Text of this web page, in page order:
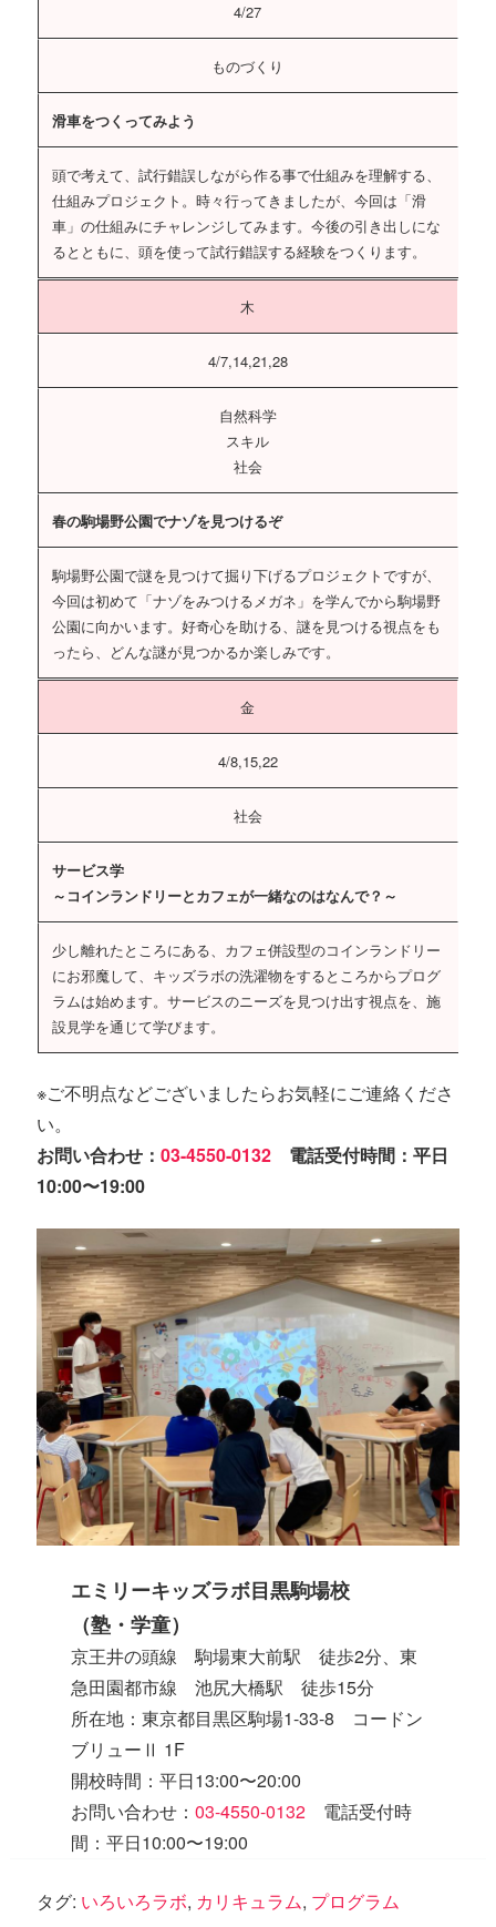
4/27
ものづくり
滑車をつくってみよう
頭で考えて、試行錯誤しながら作る事で仕組みを理解する、
仕組みプロジェクト。時々行ってきましたが、今回は「滑
車」の仕組みにチャレンジしてみます。今後の引き出しにな
るとともに、頭を使って試行錯誤する経験をつくります。
木
4/7,14,21,28
自然科学
スキル
社会
春の駒場野公園でナゾを見つけるぞ
駒場野公園で謎を見つけて掘り下げるプロジェクトですが、
今回は初めて「ナゾをみつけるメガネ」を学んでから駒場野
公園に向かいます。好奇心を助ける、謎を見つける視点をも
ったら、どんな謎が見つかるか楽しみです。
金
4/8,15,22
社会
サービス学
～コインランドリーとカフェが一緒なのはなんで？～
少し離れたところにある、カフェ併設型のコインランドリー
にお邪魔して、キッズラボの洗濯物をするところからプログ
ラムは始めます。サービスのニーズを見つけ出す視点を、施
設見学を通じて学びます。
※ご不明点などございましたらお気軽にご連絡くださ
い。
お問い合わせ： 03-4550-0132電話受付時間：平日
10:00〜19:00
エミリーキッズラボ目黒駒場校
（塾・学童）
京王井の頭線 駒場東大前駅 徒歩2分、東
急田園都市線 池尻大橋駅 徒歩15分
所在地：東京都目黒区駒場1-33-8 コードン
ブリューⅡ 1F
開校時間：平日13:00〜20:00
お問い合わせ： 03-4550-0132電話受付時
間：平日10:00〜19:00
タグ: いろいろラボ, カリキュラム, プログラム